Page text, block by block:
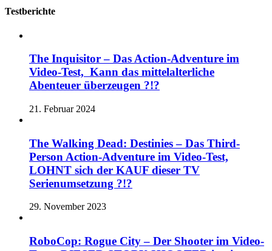
Testberichte
The Inquisitor – Das Action-Adventure im
Video-Test, Kann das mittelalterliche
Abenteuer überzeugen ?!?
21. Februar 2024
The Walking Dead: Destinies – Das Third-
Person Action-Adventure im Video-Test,
LOHNT sich der KAUF dieser TV
Serienumsetzung ?!?
29. November 2023
RoboCop: Rogue City – Der Shooter im Video-